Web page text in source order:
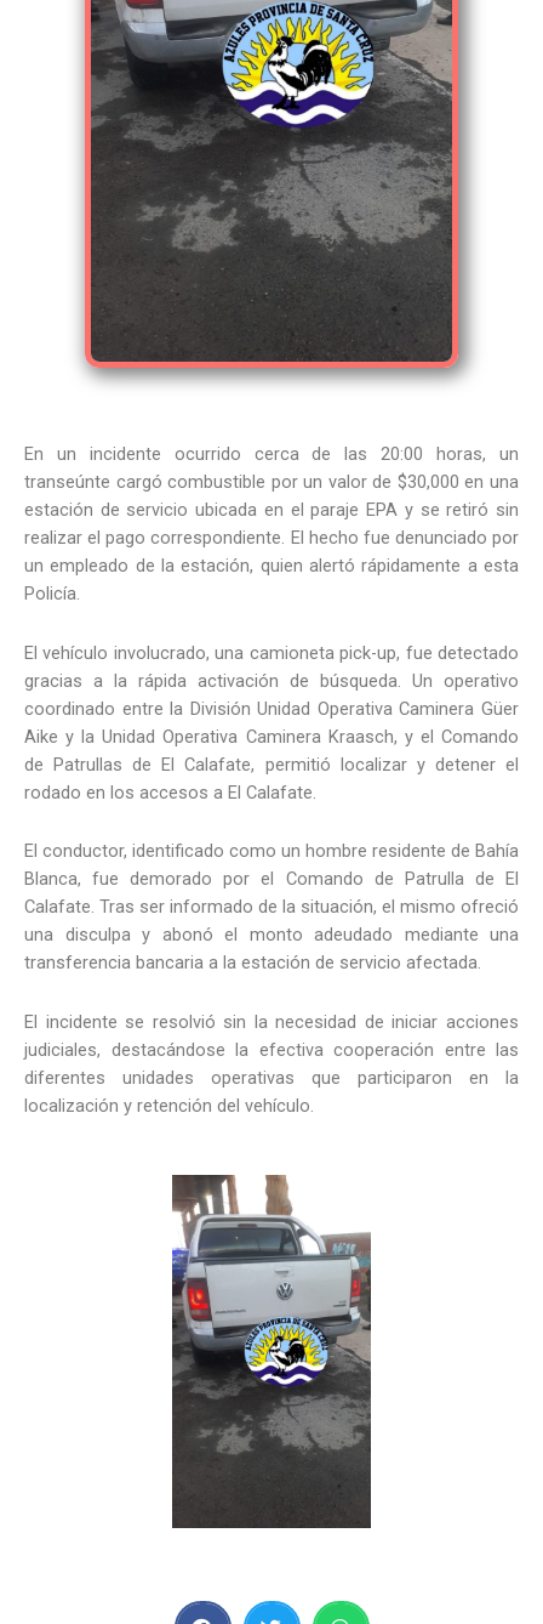
En un incidente ocurrido cerca de las 20:00 horas, un
transeúnte cargó combustible por un valor de $30,000 en una
estación de servicio ubicada en el paraje EPA y se retiró sin
realizar el pago correspondiente. El hecho fue denunciado por
un empleado de la estación, quien alertó rápidamente a esta
Policía.
El vehículo involucrado, una camioneta pick-up, fue detectado
gracias a la rápida activación de búsqueda. Un operativo
coordinado entre la División Unidad Operativa Caminera Güer
Aike y la Unidad Operativa Caminera Kraasch, y el Comando
de Patrullas de El Calafate, permitió localizar y detener el
rodado en los accesos a El Calafate.
El conductor, identificado como un hombre residente de Bahía
Blanca, fue demorado por el Comando de Patrulla de El
Calafate. Tras ser informado de la situación, el mismo ofreció
una disculpa y abonó el monto adeudado mediante una
transferencia bancaria a la estación de servicio afectada.
El incidente se resolvió sin la necesidad de iniciar acciones
judiciales, destacándose la efectiva cooperación entre las
diferentes unidades operativas que participaron en la
localización y retención del vehículo.